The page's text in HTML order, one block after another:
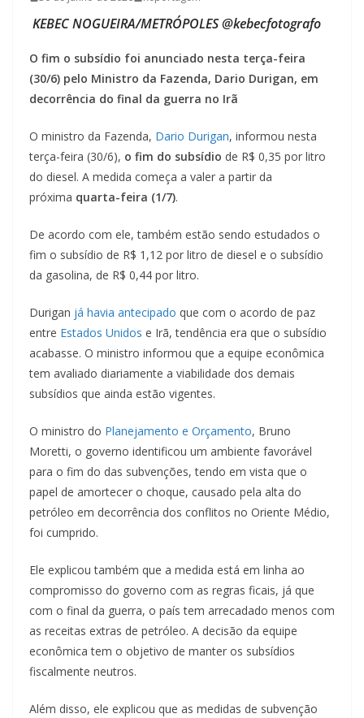
KEBEC NOGUEIRA/METRÓPOLES @kebecfotografo
O fim o subsídio foi anunciado nesta terça-feira
(30/6) pelo Ministro da Fazenda, Dario Durigan, em
decorrência do final da guerra no Irã
O ministro da Fazenda, Dario Durigan, informou nesta
terça-feira (30/6), o fim do subsídio de R$ 0,35 por litro
do diesel. A medida começa a valer a partir da
próxima quarta-feira (1/7).
De acordo com ele, também estão sendo estudados o
fim o subsídio de R$ 1,12 por litro de diesel e o subsídio
da gasolina, de R$ 0,44 por litro.
Durigan já havia antecipado que com o acordo de paz
entre Estados Unidos e Irã, tendência era que o subsídio
acabasse. O ministro informou que a equipe econômica
tem avaliado diariamente a viabilidade dos demais
subsídios que ainda estão vigentes.
O ministro do Planejamento e Orçamento, Bruno
Moretti, o governo identificou um ambiente favorável
para o fim do das subvenções, tendo em vista que o
papel de amortecer o choque, causado pela alta do
petróleo em decorrência dos conflitos no Oriente Médio,
foi cumprido.
Ele explicou também que a medida está em linha ao
compromisso do governo com as regras ficais, já que
com o final da guerra, o país tem arrecadado menos com
as receitas extras de petróleo. A decisão da equipe
econômica tem o objetivo de manter os subsídios
fiscalmente neutros.
Além disso, ele explicou que as medidas de subvenção